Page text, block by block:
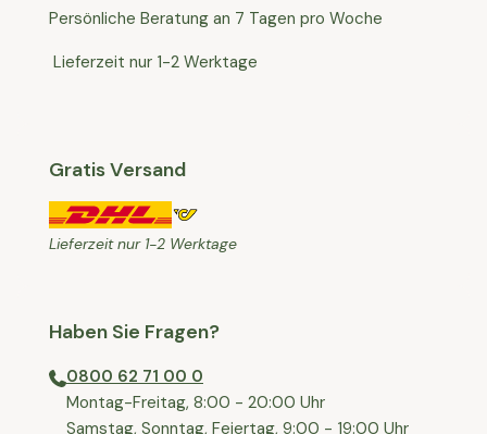
Persönliche Beratung an 7 Tagen pro Woche
Lieferzeit nur 1-2 Werktage
Gratis Versand
Lieferzeit nur 1-2 Werktage
Haben Sie Fragen?
0800 62 71 00 0
⁠⁠Montag-Freitag, 8:00 - 20:00 Uhr
⁠Samstag, Sonntag, Feiertag, 9:00 - 19:00 Uhr